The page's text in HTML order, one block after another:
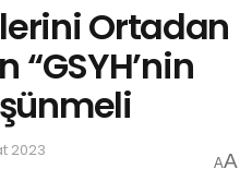
Ortadan
“GSYH’nin
2023
AA